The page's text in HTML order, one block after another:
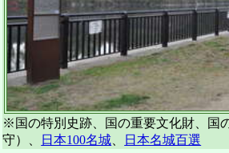
※国の特別史跡、国の重要文化財、国
守）、
日本100名城
日本名城百選